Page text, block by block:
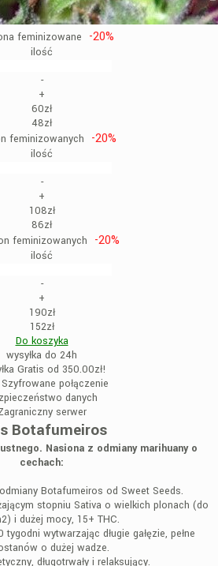
feminizowane -20%
ilość
-
+
60zł
48zł
feminizowanych
-20%
ilość
-
+
108zł
86zł
feminizowanych
-20%
ilość
-
+
190zł
152zł
Do koszyka
wysyłka do 24h
Gratis od 350.00zł!
Szyfrowane połączenie
danych
serwer
Botafumeiros
Nasiona z odmiany marihuany o
cechach:
Botafumeiros od Sweet Seeds.
stopniu Sativa o wielkich plonach (do
i dużej mocy, 15+ THC.
wytwarzając długie gałęzie, pełne
o dużej wadze.
długotrwały i relaksujący.